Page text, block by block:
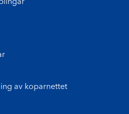
av koparnettet